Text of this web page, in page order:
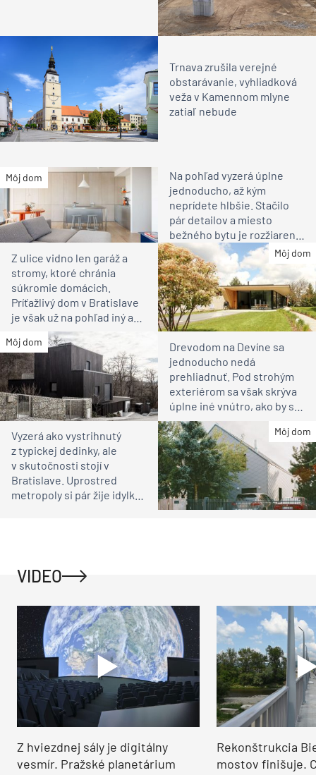
Trnava zrušila verejné
obstarávanie, vyhliadková
veža v Kamennom mlyne
zatiaľ nebude
Môj dom
Na pohľad vyzerá úplne
jednoducho, až kým
neprídete hlbšie. Stačilo
pár detailov a miesto
bežného bytu je rozžiarené
bývanie pre rodinu
Môj dom
Z ulice vidno len garáž a
stromy, ktoré chránia
súkromie domácich.
Príťažlivý dom v Bratislave
je však už na pohľad iný ako
susedia
Môj dom
Drevodom na Devíne sa
jednoducho nedá
prehliadnuť. Pod strohým
exteriérom sa však skrýva
úplne iné vnútro, ako by ste
čakali
Môj dom
Vyzerá ako vystrihnutý
z typickej dedinky, ale
v skutočnosti stojí v
Bratislave. Uprostred
metropoly si pár žije idylku
VIDEO
Z hviezdnej sály je digitálny
vesmír. Pražské planetárium
Rekonštrukcia
mostov finišuje.